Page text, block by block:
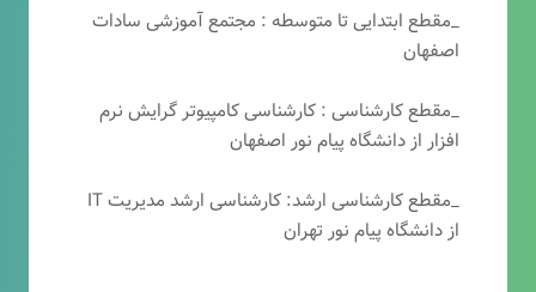
_مقطع ابتدایی تا متوسطه : مجتمع آموزشی سادات
اصفهان
_مقطع کارشناسی : کارشناسی کامپیوتر گرایش نرم
افزار از دانشگاه پیام نور اصفهان
_مقطع کارشناسی ارشد: کارشناسی ارشد مدیریت IT
از دانشگاه پیام نور تهران